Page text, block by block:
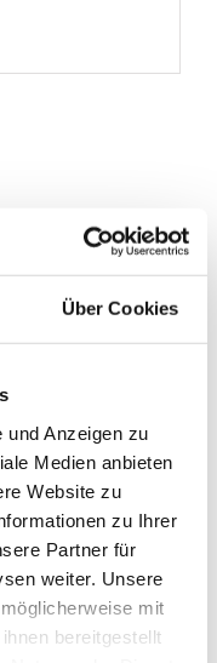
Über Cookies
und Anzeigen zu
Medien anbieten
Website zu
zu Ihrer
Partner für
weiter. Unsere
mit
bereitgestellt